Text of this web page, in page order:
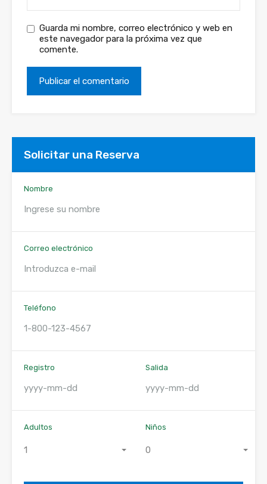
Guarda mi nombre, correo electrónico y web en
este navegador para la próxima vez que
comente.
Solicitar una Reserva
Nombre
Correo electrónico
Teléfono
Registro Salida
Adultos
1
Niños
0